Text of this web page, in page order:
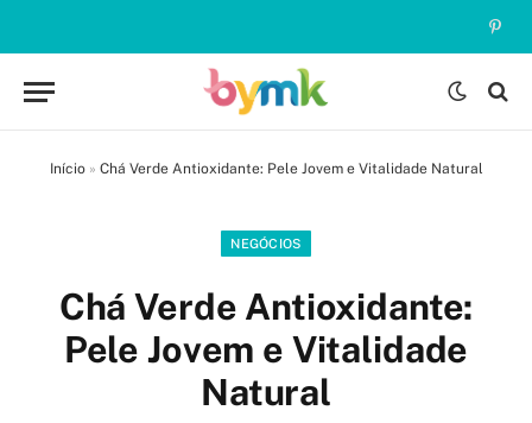
Início» Chá Verde Antioxidante: Pele Jovem e Vitalidade Natural
NEGÓCIOS
Chá Verde Antioxidante:
Pele Jovem e Vitalidade
Natural